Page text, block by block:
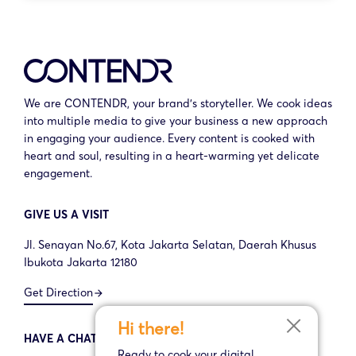
Hi there!
We are CONTENDR, your brand’s storyteller. We cook ideas
into multiple media to give your business a new approach
in engaging your audience. Every content is cooked with
heart and soul, resulting in a heart-warming yet delicate
engagement.
GIVE US A VISIT
Jl. Senayan No.67, Kota Jakarta Selatan, Daerah Khusus
Ibukota Jakarta 12180
Get Directionarrow_forward
HAVE A CHAT WITH US